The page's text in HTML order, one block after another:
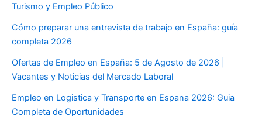
Turismo y Empleo Público
Cómo preparar una entrevista de trabajo en España: guía
completa 2026
Ofertas de Empleo en España: 5 de Agosto de 2026 |
Vacantes y Noticias del Mercado Laboral
Empleo en Logistica y Transporte en Espana 2026: Guia
Completa de Oportunidades